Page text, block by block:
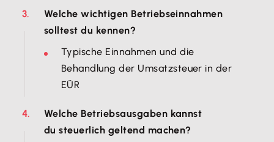
Welche wichtigen Betriebseinnahmen
solltest du kennen?
Typische Einnahmen und die
Behandlung der Umsatzsteuer in der
EÜR
Welche Betriebsausgaben kannst
du steuerlich geltend machen?